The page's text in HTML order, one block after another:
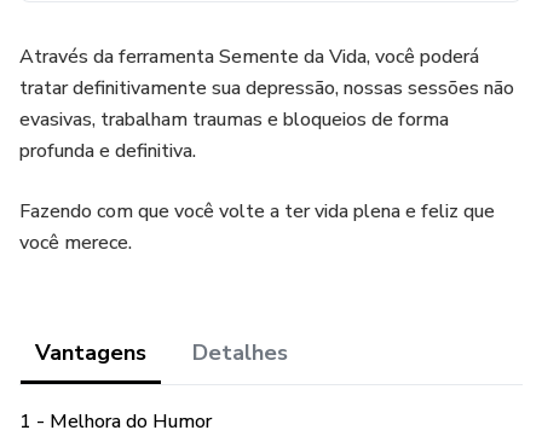
Através da ferramenta Semente da Vida, você poderá
tratar definitivamente sua depressão, nossas sessões não
evasivas, trabalham traumas e bloqueios de forma
profunda e definitiva.
Fazendo com que você volte a ter vida plena e feliz que
você merece.
Vantagens Detalhes
1 - Melhora do Humor